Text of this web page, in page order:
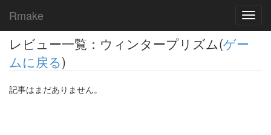
Rmake
レビュー一覧：ウィンタープリズム(ゲー
ムに戻る)
記事はまだありません。